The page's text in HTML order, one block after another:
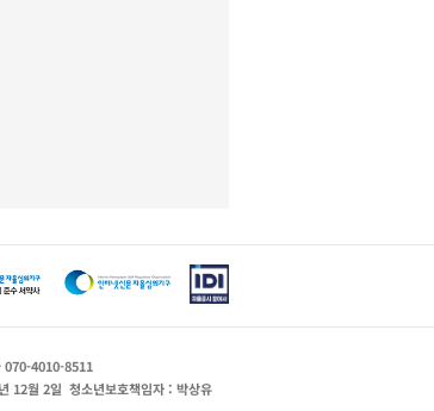
070-4010-8511
12월 2일 청소년보호책임자 : 박상유